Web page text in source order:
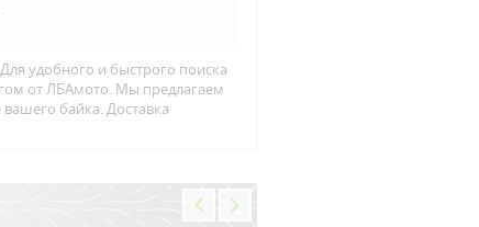
удобного и быстрого поиска
от ЛБАмото. Мы предлагаем
байка. Доставка